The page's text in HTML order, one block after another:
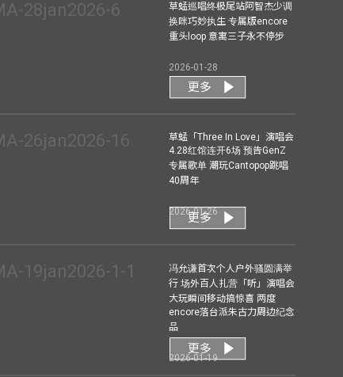
草蜢巡唱终极尾站阿智杰少调
换咪巧妙执生 专属版encore
重头loop 意寓三子永不停步
2026-01-28
更多
草蜢「Three In Love」演唱会
4.28红馆连开6场 预告GenZ
专属歌单 潮玩Cantopop跳唱
40周年
2026-01-26
更多
冯允谦首次个人户外骚圆满举
行 场外百人扎营「听」演唱会
大玩瞬间移动搞惊喜 两度
encore落台派朱古力周边纪念
品
2026-01-19
更多